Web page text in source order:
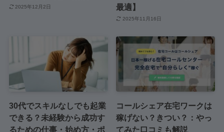
2025年12月2日
最適】
2025年11月16日
30代でスキルなしでも起業
できる？未経験から成功す
るための仕事・始め方・ポ
コールシェア在宅ワークは
稼げない？きつい？：やっ
てみた口コミも解説